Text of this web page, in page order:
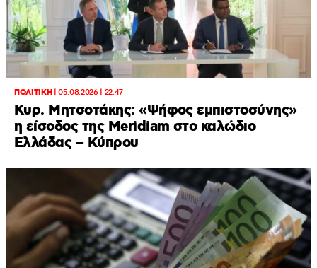
ΠΟΛΙΤΙΚΗ|05.08.2026 | 22:47
Κυρ. Μητσοτάκης: «Ψήφος εμπιστοσύνης»
η είσοδος της Meridiam στο καλώδιο
Ελλάδας – Κύπρου